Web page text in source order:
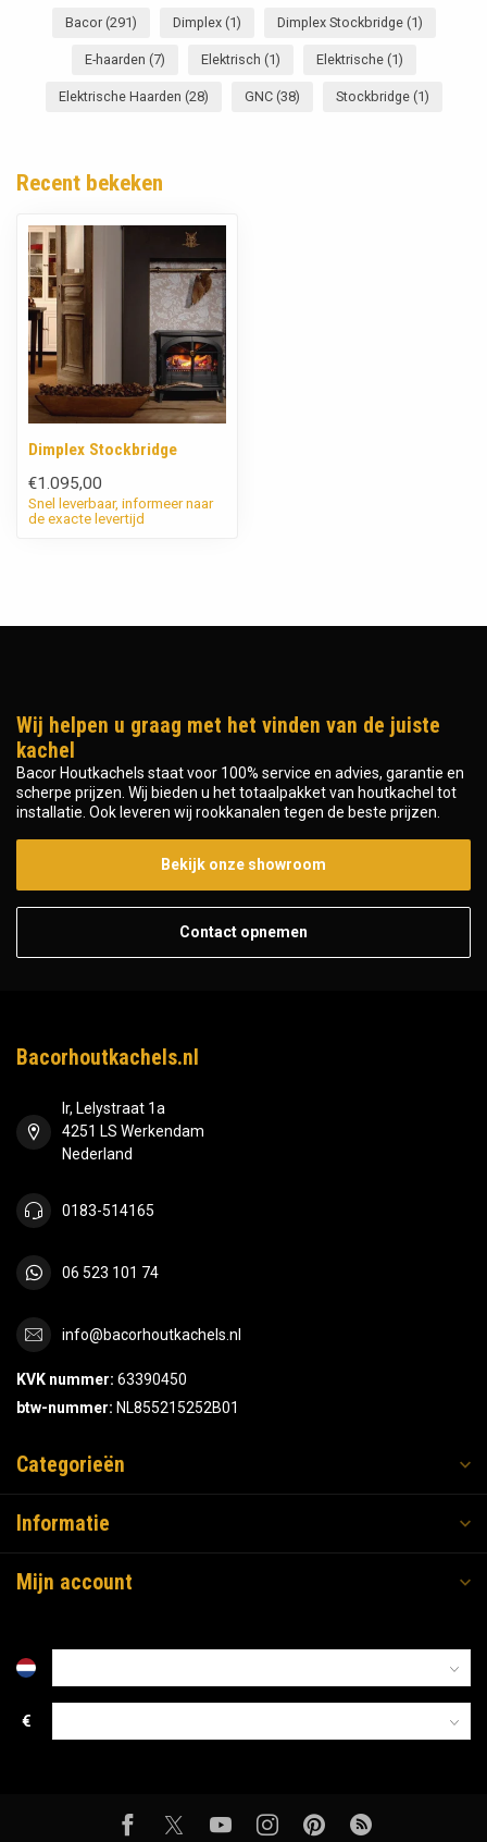
Bacor (291) Dimplex (1) Dimplex Stockbridge (1)
E-haarden (7) Elektrisch (1) Elektrische (1)
Elektrische Haarden (28) GNC (38) Stockbridge (1)
Recent bekeken
Dimplex Stockbridge
€1.095,00
Snel leverbaar, informeer naar
de exacte levertijd
Wij helpen u graag met het vinden van de juiste
kachel
Bacor Houtkachels staat voor 100% service en advies, garantie en
scherpe prijzen. Wij bieden u het totaalpakket van houtkachel tot
installatie. Ook leveren wij rookkanalen tegen de beste prijzen.
Bekijk onze showroom
Contact opnemen
Bacorhoutkachels.nl
Ir, Lelystraat 1a
4251 LS Werkendam
Nederland
0183-514165
06 523 101 74
info@bacorhoutkachels.nl
KVK nummer: 63390450
btw-nummer: NL855215252B01
Categorieën
Informatie
Mijn account
€